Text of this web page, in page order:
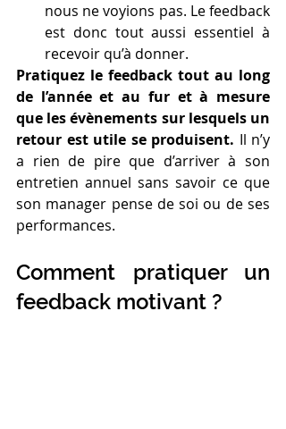
nous ne voyions pas. Le feedback
est donc tout aussi essentiel à
recevoir qu’à donner.
Pratiquez le feedback tout au long
de l’année et au fur et à mesure
que les évènements sur lesquels un
retour est utile se produisent. Il n’y
a rien de pire que d’arriver à son
entretien annuel sans savoir ce que
son manager pense de soi ou de ses
performances.
Comment pratiquer un
feedback motivant ?